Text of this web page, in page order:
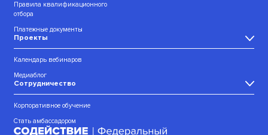
Правила квалификационного
отбора
Платежные документы
Проекты
Календарь вебинаров
Медиаблог
Сотрудничество
Корпоративное обучение
Стать амбассадором